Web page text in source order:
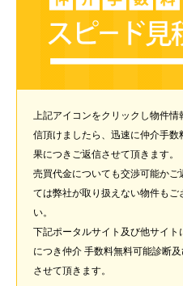
上記アイコンをクリックし物件
信頂けましたら、迅速に仲介手
果につきご返信させて頂きます。
売買代金についても交渉可能か
ては弊社が取り扱えない物件も
い。
下記ポータルサイト及び他サイ
につき仲介 手数料無料可能診断
させて頂きます。